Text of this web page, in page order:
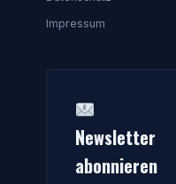
Impressum
Newsletter
abonnieren